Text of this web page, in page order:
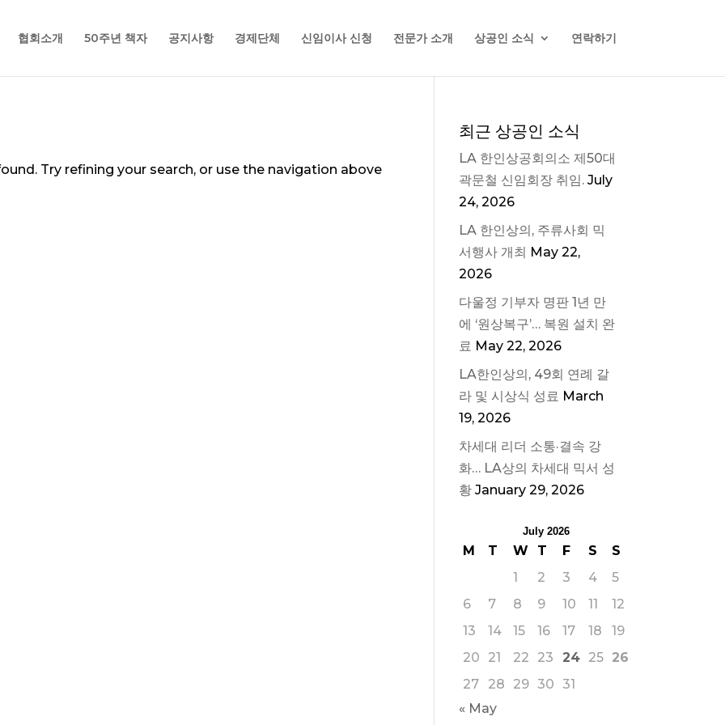
협회소개 50주년 책자 공지사항 경제단체 신임이사 신청 전문가 소개 상공인 소식 연락하기
Try refining your search, or use the navigation above
최근 상공인 소식
LA 한인상공회의소 제50대
곽문철 신임회장 취임. July
24, 2026
LA 한인상의, 주류사회 믹
서행사 개최 May 22,
2026
다울정 기부자 명판 1년 만
에 ‘원상복구’… 복원 설치 완
료 May 22, 2026
LA한인상의, 49회 연례 갈
라 및 시상식 성료 March
19, 2026
차세대 리더 소통·결속 강
화… LA상의 차세대 믹서 성
황 January 29, 2026
July 2026
M T W T F S
S
1
2 3 4
5
6
7 8 9 10 11
12
13
14 15 16 17 18
19
20
21 22 23 24 25 26
27
28 29 30 31
« May